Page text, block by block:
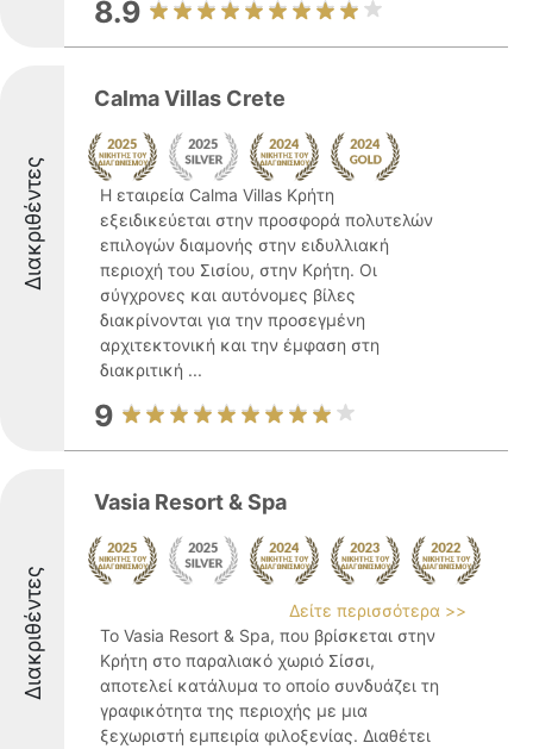
8.9
Διακριθέντες
Calma Villas Crete
Η εταιρεία Calma Villas Κρήτη
εξειδικεύεται στην προσφορά πολυτελών
επιλογών διαμονής στην ειδυλλιακή
περιοχή του Σισίου, στην Κρήτη. Οι
σύγχρονες και αυτόνομες βίλες
διακρίνονται για την προσεγμένη
αρχιτεκτονική και την έμφαση στη
διακριτική ...
9
Διακριθέντες
Vasia Resort & Spa
Δείτε περισσότερα >>
Το Vasia Resort & Spa, που βρίσκεται στην
Κρήτη στο παραλιακό χωριό Σίσσι,
αποτελεί κατάλυμα το οποίο συνδυάζει τη
γραφικότητα της περιοχής με μια
ξεχωριστή εμπειρία φιλοξενίας. Διαθέτει